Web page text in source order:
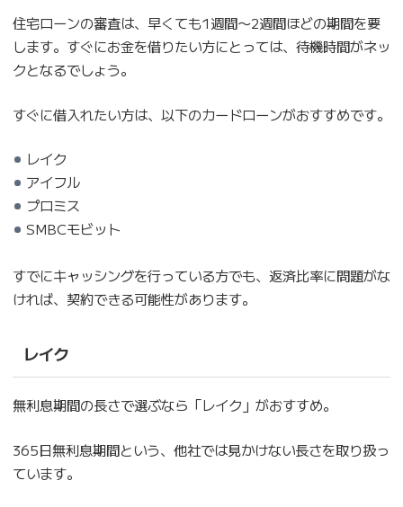
住宅ローンの審査は、早くても1週間〜2週間ほどの期間を要
します。すぐにお金を借りたい方にとっては、待機時間がネッ
クとなるでしょう。
すぐに借入れたい方は、以下のカードローンがおすすめです。
レイク
アイフル
プロミス
SMBCモビット
すでにキャッシングを行っている方でも、返済比率に問題がな
ければ、契約できる可能性があります。
レイク
無利息期間の長さで選ぶなら「レイク」がおすすめ。
365日無利息期間という、他社では見かけない長さを取り扱っ
ています。